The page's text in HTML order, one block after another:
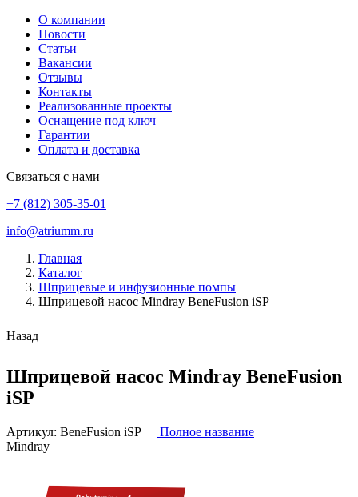
О компании
Новости
Статьи
Вакансии
Отзывы
Контакты
Реализованные проекты
Оснащение под ключ
Гарантии
Оплата и доставка
Связаться с нами
+7 (812) 305-35-01
info@atriumm.ru
Главная
Каталог
Шприцевые и инфузионные помпы
Шприцевой насос Mindray BeneFusion iSP
Назад
Шприцевой насос Mindray BeneFusion
iSP
Артикул: BeneFusion iSP
Полное название
Mindray